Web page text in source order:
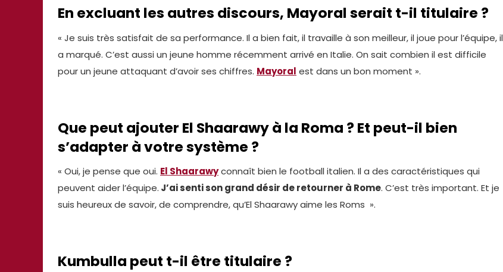
En excluant les autres discours, Mayoral serait t-il titulaire ?
« Je suis très satisfait de sa performance. Il a bien fait, il travaille à son meilleur, il joue pour l’équipe, il
a marqué. C’est aussi un jeune homme récemment arrivé en Italie. On sait combien il est difficile
pour un jeune attaquant d’avoir ses chiffres. Mayoral est dans un bon moment ».
Que peut ajouter El Shaarawy à la Roma ? Et peut-il bien
s’adapter à votre système ?
« Oui, je pense que oui. El Shaarawyconnaît bien le football italien. Il a des caractéristiques qui
peuvent aider l’équipe. J’ai senti son grand désir de retourner à Rome. C’est très important. Et je
suis heureux de savoir, de comprendre, qu’El Shaarawy aime les Roms ».
Kumbulla peut t-il être titulaire ?